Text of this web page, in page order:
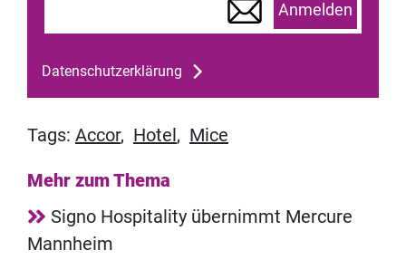
Anmelden
Datenschutzerklärung
Tags: Accor, Hotel, Mice
Mehr zum Thema
Signo Hospitality übernimmt Mercure
Mannheim